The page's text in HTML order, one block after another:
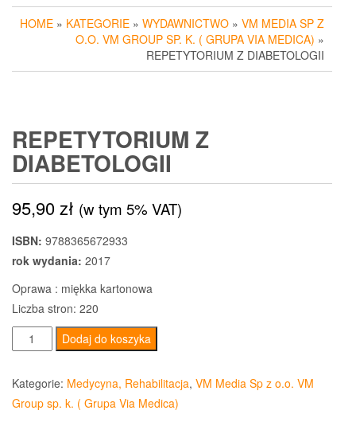
HOME » KATEGORIE » WYDAWNICTWO » VM MEDIA SP Z
O.O. VM GROUP SP. K. ( GRUPA VIA MEDICA) »
REPETYTORIUM Z DIABETOLOGII
REPETYTORIUM Z
DIABETOLOGII
95,90zł (w tym 5% VAT)
ISBN: 9788365672933
rok wydania: 2017
Oprawa : miękka kartonowa
Liczba stron: 220
ilość
Repetytorium
z
diabetologii
Dodaj do koszyka
Kategorie: Medycyna, Rehabilitacja, VM Media Sp z o.o. VM
Group sp. k. ( Grupa Via Medica)